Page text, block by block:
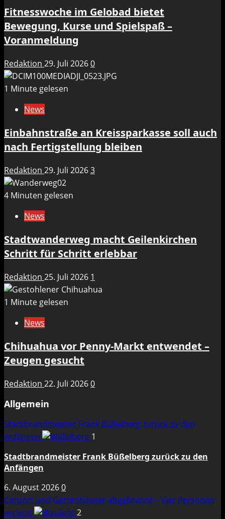
Fitnesswoche im Gelobad bietet
Bewegung, Kurse und Spielspaß –
Voranmeldung
Redaktion 29. Juli 20260
1 Minute gelesen
News
Einbahnstraße an Kreissparkasse soll auch
nach Fertigstellung bleiben
Redaktion 29. Juli 20263
4 Minuten gelesen
News
Stadtwanderweg macht Geilenkirchen
Schritt für Schritt erlebbar
Redaktion 25. Juli 2026 1
1 Minute gelesen
News
Chihuahua vor Penny-Markt entwendet –
Zeugen gesucht
Redaktion 22. Juli 20260
Allgemein
Stadtbrandmeister Frank Büßelberg zurück zu den
Anfängen
1
Stadtbrandmeister Frank Büßelberg zurück zu den
Anfängen
6. August 20260
Carport und Gartenhäuser abgebrannt – Vier Personen
verletzt
2